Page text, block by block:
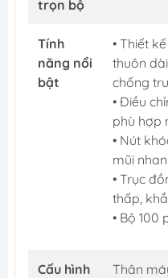
trọn bộ
Tính
năng nổi
bật
• Thiết
thuôn
chống
• Điều
phù hợp
• Nút
mũi
• Trục
thấp,
• Bộ 100
Cấu hình
Thân